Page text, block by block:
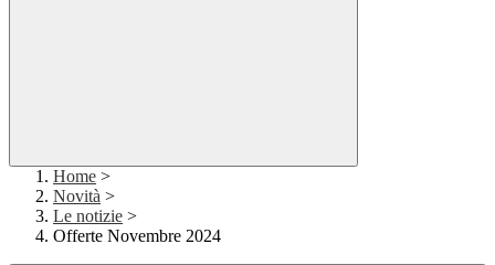
Home >
Novità >
Le notizie >
Offerte Novembre 2024